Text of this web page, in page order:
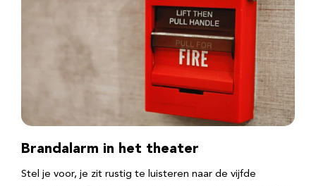
Brandalarm in het theater
Stel je voor, je zit rustig te luisteren naar de vijfde